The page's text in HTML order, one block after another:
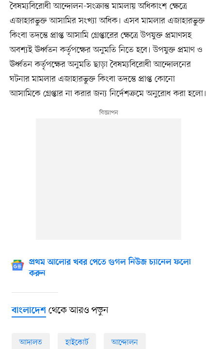
বৈষম্যবিরোধী আন্দোলন-সংক্রান্ত মামলায় অধিকাংশ ক্ষেত্রে
এজাহারভুক্ত আসামির সংখ্যা অধিক। এসব মামলার এজাহারভুক্ত
কিংবা তদন্তে প্রাপ্ত আসামি গ্রেপ্তারের ক্ষেত্রে উপযুক্ত প্রমাণসহ
অবশ্যই ঊর্ধ্বতন কর্তৃপক্ষের অনুমতি নিতে হবে। উপযুক্ত প্রমাণ ও
ঊর্ধ্বতন কর্তৃপক্ষের অনুমতি ছাড়া বৈষম্যবিরোধী আন্দোলনের
ঘটনার মামলার এজাহারভুক্ত কিংবা তদন্তে প্রাপ্ত কোনো
আসামিকে গ্রেপ্তার না করার জন্য নির্দেশক্রমে অনুরোধ করা হলো।
প্রথম আলোর খবর পেতে গুগল নিউজ চ্যানেল ফলো
করুন
বাংলাদেশথেকে আরও পড়ুন
আদালত হাইকোর্ট আন্দোলন